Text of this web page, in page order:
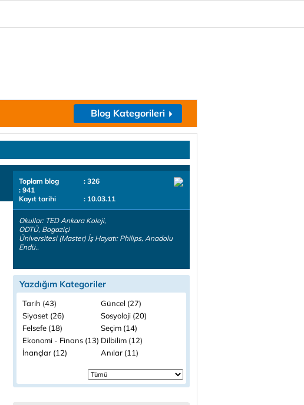
Blog Kategorileri
Toplam blog
: 326
: 941
Kayıt tarihi
: 10.03.11
Okullar: TED Ankara Koleji,
ODTÜ, Bogaziçi
Üniversitesi (Master) İş Hayatı: Philips, Anadolu
Endü..
Yazdığım Kategoriler
Tarih (43)
Güncel (27)
Siyaset (26)
Sosyoloji (20)
Felsefe (18)
Seçim (14)
Ekonomi - Finans (13) Dilbilim (12)
İnançlar (12)
Anılar (11)